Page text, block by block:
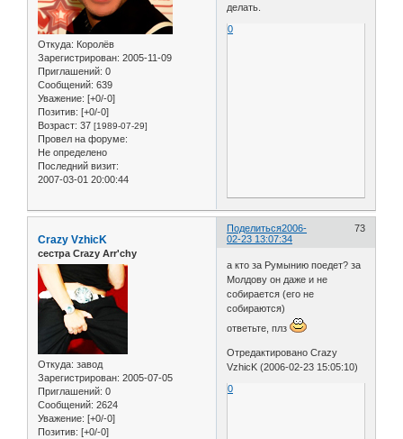
Откуда: Королёв
Зарегистрирован: 2005-11-09
Приглашений: 0
Сообщений: 639
Уважение: [+0/-0]
Позитив: [+0/-0]
Возраст: 37 [1989-07-29]
Провел на форуме:
Не определено
Последний визит:
2007-03-01 20:00:44
делать.
0
Поделиться 73
2006-
02-23 13:07:34
Crazy VzhicK
сестра Crazy Arr'chy
Откуда: завод
Зарегистрирован: 2005-07-05
Приглашений: 0
Сообщений: 2624
Уважение: [+0/-0]
Позитив: [+0/-0]
а кто за Румынию поедет? за
Молдову он даже и не
собирается (его не
собираются)
ответьте, плз
Отредактировано Crazy
VzhicK (2006-02-23 15:05:10)
0